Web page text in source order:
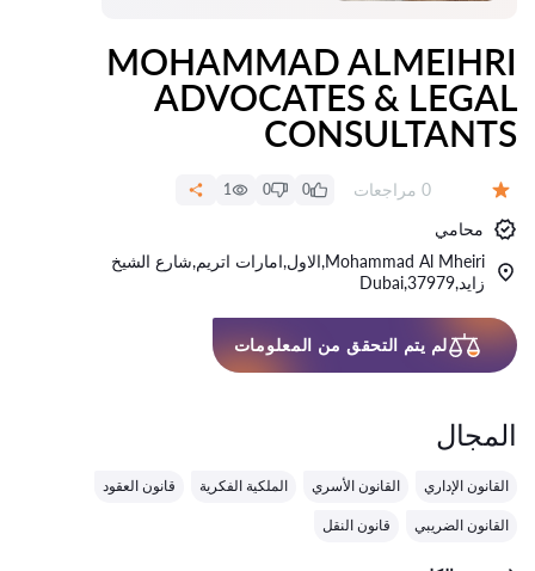
MOHAMMAD ALMEIHRI
ADVOCATES & LEGAL
CONSULTANTS
عدد المراجعات:
0 مراجعات 0
0
1
محامي
Mohammad Al Mheiri,الاول,امارات اتريم,شارع الشيخ
زايد,37979,Dubai
لم يتم التحقق من المعلومات
المجال
القانون الإداري القانون الأسري الملكية الفكرية قانون العقود
القانون الضريبي قانون النقل